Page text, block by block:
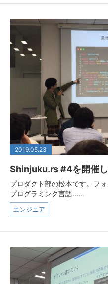
2019.05.23
Shinjuku.rs #4を開催
プロダクト部の松本です。フ
プログラミング言語...…
エンジニア